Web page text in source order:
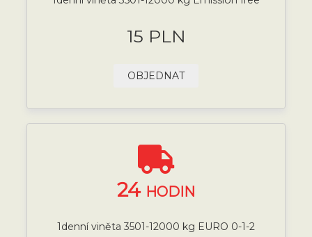
15 PLN
OBJEDNAT
24 HODIN
1denní viněta 3501-12000 kg EURO 0-1-2